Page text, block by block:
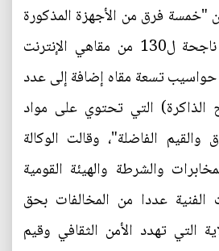
"خمسة فرق من الأجهزة المذكورة
قامت بحملة تفتيش ناجحة ل130 من مقاهي الإنترنت
تسعة مقاه إضافة إلى عدد
الذاكرة) التي تحتوي على مواد
والقيم الفاضلة"، وقالت الوكالة
والشرطة والهيئة القومية
الفنية عددا من المخالفات بحق
التي تهدد الأمن الثقافي وقيم